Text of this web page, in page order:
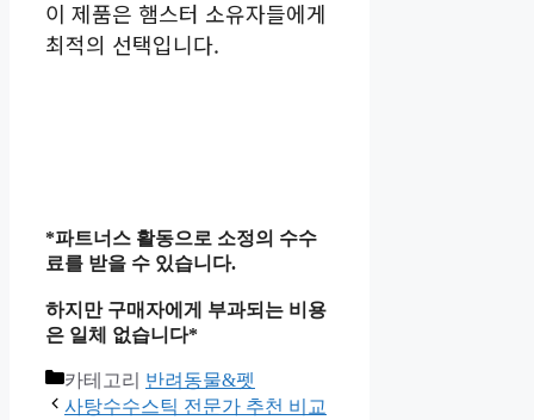
이 제품은 햄스터 소유자들에게
최적의 선택입니다.
*파트너스 활동으로 소정의 수수
료를 받을 수 있습니다.
하지만 구매자에게 부과되는 비용
은 일체 없습니다*
카테고리 반려동물&펫
사탕수수스틱 전문가 추천 비교